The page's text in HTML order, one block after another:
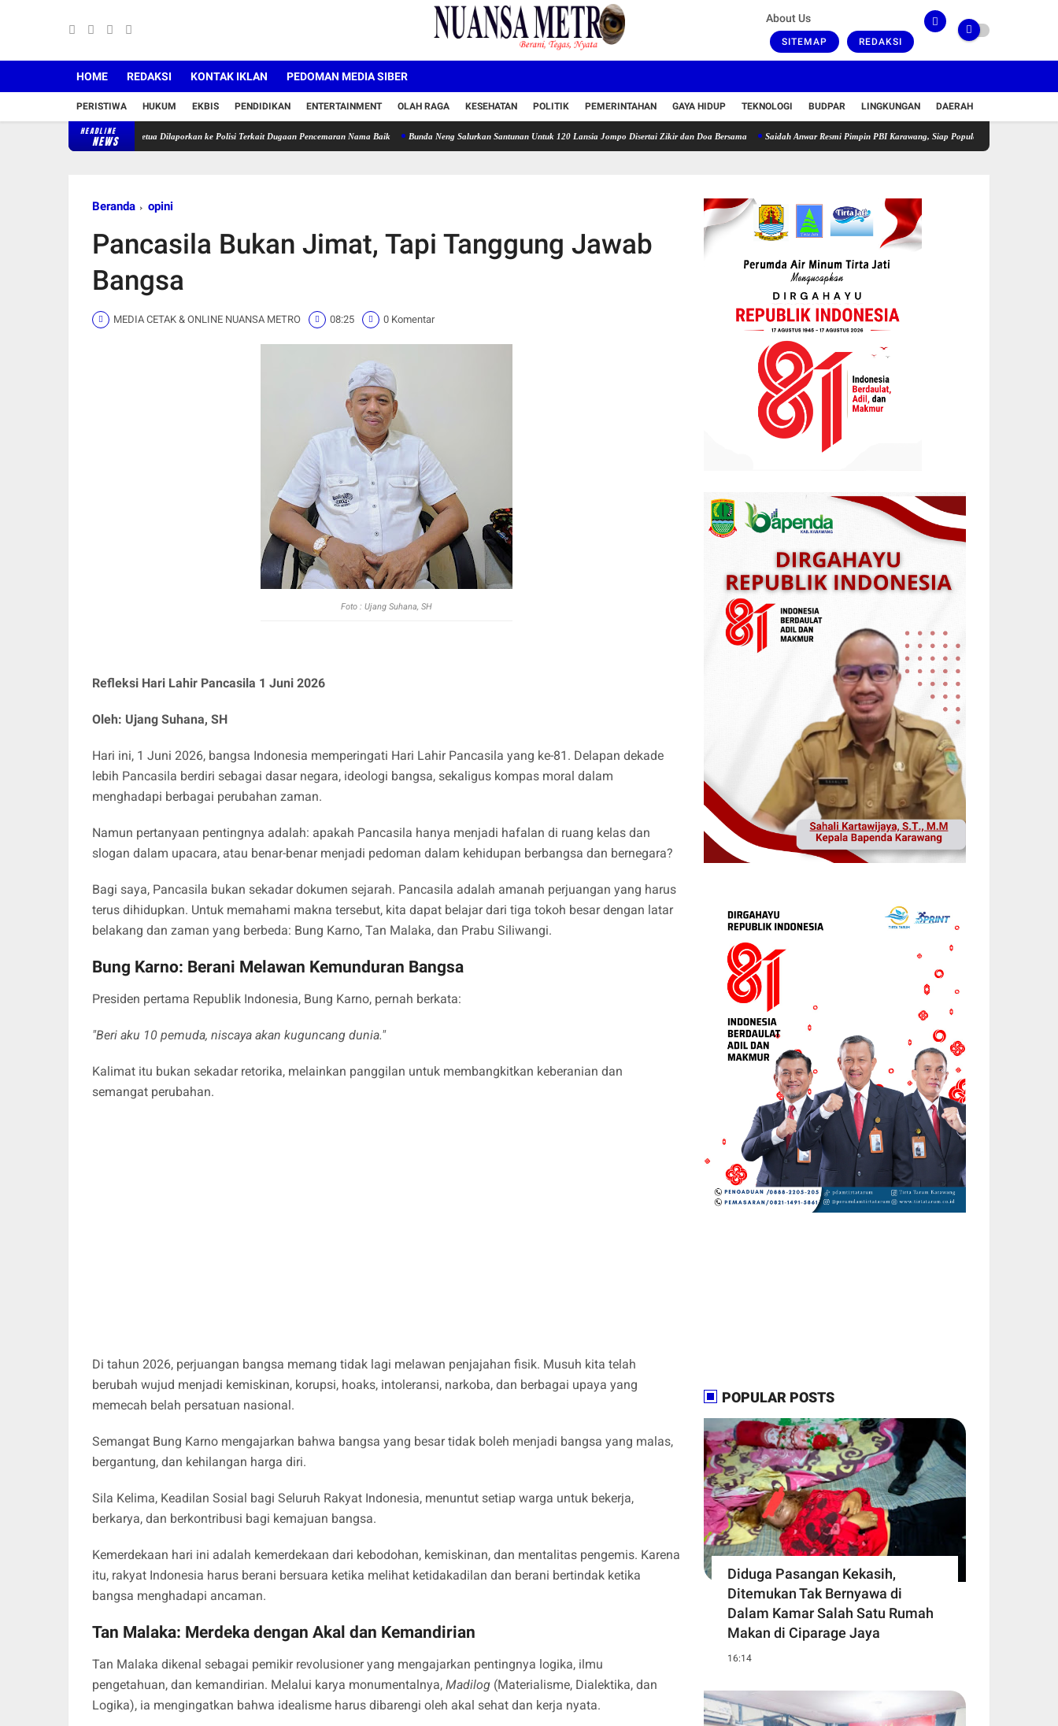
About Us
SITEMAP REDAKSI
HOME REDAKSI KONTAK IKLAN PEDOMAN MEDIA SIBER
PERISTIWA HUKUM EKBIS PENDIDIKAN ENTERTAINMENT OLAH RAGA KESEHATAN POLITIK PEMERINTAHAN GAYA HIDUP TEKNOLOGI BUDPAR LINGKUNGAN DAERAH
HEADLINE
NEWS
Memanas, Mantan Ketua Dilaporkan ke Polisi Terkait Dugaan Pencemaran Nama Baik Bunda Neng Salurkan Santunan Untuk 120 Lansia Jompo Disertai Zikir dan Doa Bersama Saidah Anwar Resmi Pimpin PBI Karawang, Siap Populerkan Boling dan Cetak Atlet
Beranda opini
Pancasila Bukan Jimat, Tapi Tanggung Jawab
Bangsa
MEDIA CETAK & ONLINE NUANSA METRO 08:25 0 Komentar
Foto : Ujang Suhana, SH
Refleksi Hari Lahir Pancasila 1 Juni 2026
Oleh: Ujang Suhana, SH
Hari ini, 1 Juni 2026, bangsa Indonesia memperingati Hari Lahir Pancasila yang ke-81. Delapan dekade
lebih Pancasila berdiri sebagai dasar negara, ideologi bangsa, sekaligus kompas moral dalam
menghadapi berbagai perubahan zaman.
Namun pertanyaan pentingnya adalah: apakah Pancasila hanya menjadi hafalan di ruang kelas dan
slogan dalam upacara, atau benar-benar menjadi pedoman dalam kehidupan berbangsa dan bernegara?
Bagi saya, Pancasila bukan sekadar dokumen sejarah. Pancasila adalah amanah perjuangan yang harus
terus dihidupkan. Untuk memahami makna tersebut, kita dapat belajar dari tiga tokoh besar dengan latar
belakang dan zaman yang berbeda: Bung Karno, Tan Malaka, dan Prabu Siliwangi.
Bung Karno: Berani Melawan Kemunduran Bangsa
Presiden pertama Republik Indonesia, Bung Karno, pernah berkata:
"Beri aku 10 pemuda, niscaya akan kuguncang dunia."
Kalimat itu bukan sekadar retorika, melainkan panggilan untuk membangkitkan keberanian dan
semangat perubahan.
Di tahun 2026, perjuangan bangsa memang tidak lagi melawan penjajahan fisik. Musuh kita telah
berubah wujud menjadi kemiskinan, korupsi, hoaks, intoleransi, narkoba, dan berbagai upaya yang
memecah belah persatuan nasional.
Semangat Bung Karno mengajarkan bahwa bangsa yang besar tidak boleh menjadi bangsa yang malas,
bergantung, dan kehilangan harga diri.
Sila Kelima, Keadilan Sosial bagi Seluruh Rakyat Indonesia, menuntut setiap warga untuk bekerja,
berkarya, dan berkontribusi bagi kemajuan bangsa.
Kemerdekaan hari ini adalah kemerdekaan dari kebodohan, kemiskinan, dan mentalitas pengemis. Karena
itu, rakyat Indonesia harus berani bersuara ketika melihat ketidakadilan dan berani bertindak ketika
bangsa menghadapi ancaman.
Tan Malaka: Merdeka dengan Akal dan Kemandirian
Tan Malaka dikenal sebagai pemikir revolusioner yang mengajarkan pentingnya logika, ilmu
pengetahuan, dan kemandirian. Melalui karya monumentalnya, Madilog (Materialisme, Dialektika, dan
Logika), ia mengingatkan bahwa idealisme harus dibarengi oleh akal sehat dan kerja nyata.
POPULAR POSTS
Diduga Pasangan Kekasih,
Ditemukan Tak Bernyawa di
Dalam Kamar Salah Satu Rumah
Makan di Ciparage Jaya
16:14